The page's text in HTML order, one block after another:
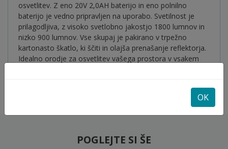
osvetlitev. Z eno 20V 2,0AH baterijo in eno polnilno
baterijo je vedno pripravljen na uporabo. Svetilnost je
prilagodljiva, z visoko svetlobno jakostjo 1800 lumnov in
nizko 900 lumnov. Vse skupaj je pakirano v trpežno
kartonasto škatlo, ki ščiti in olajša prenašanje reflektorja.
Idealno orodje za osvetlitev vašega prostora v vsakem
POGLEJTE SI ŠE
OK